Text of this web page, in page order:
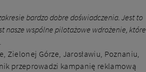
bardzo dobre doświadczenia. Jest to
nasze wspólne pilotażowe wdrożenie, które
Zielonej Górze, Jarosławiu, Poznaniu,
przeprowadzi kampanię reklamową